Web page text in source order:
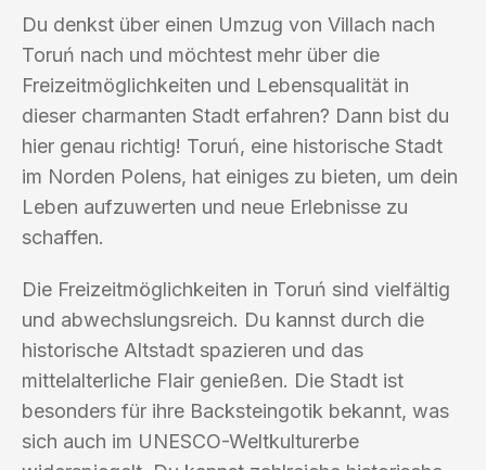
Du denkst über einen Umzug von Villach nach
Toruń nach und möchtest mehr über die
Freizeitmöglichkeiten und Lebensqualität in
dieser charmanten Stadt erfahren? Dann bist du
hier genau richtig! Toruń, eine historische Stadt
im Norden Polens, hat einiges zu bieten, um dein
Leben aufzuwerten und neue Erlebnisse zu
schaffen.
Die Freizeitmöglichkeiten in Toruń sind vielfältig
und abwechslungsreich. Du kannst durch die
historische Altstadt spazieren und das
mittelalterliche Flair genießen. Die Stadt ist
besonders für ihre Backsteingotik bekannt, was
sich auch im UNESCO-Weltkulturerbe